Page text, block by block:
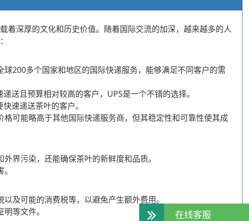
着深厚的文化和历史价值。随着国际交流的加深，越来越多的人
200多个国家和地区的国际快递服务，能够满足不同客户的需
送且预算相对较高的客户，UPS是一个不错的选择。
速递送茶叶的客户。
可能略高于其他国际快递服务商，但其稳定性和可靠性使其成
界污染，还能确保茶叶的新鲜度和品质。
及可能的消费税等，以避免产生额外费用。
等文件。
在线客服